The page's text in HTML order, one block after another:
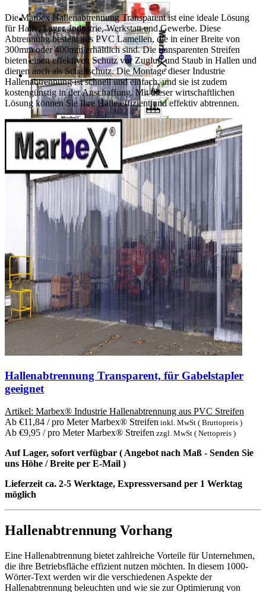
Die Marbex Hallenabtrennung Transparent ist eine ideale Lösung
für Halle, Lager, Industrie, Werkstatt und Gewerbe. Diese
Abtrennung besteht aus PVC Lamellen, die in einer Breite von
300mm oder 400mm erhältlich sind. Die transparenten Streifen
bieten einen effektiven Schutz vor Zugluft und Staub in Hallen und
dienen auch als Schallschutz. Die Montage dieser Industrie
Hallenabtrennung ist schnell und einfach, und sie ist zudem
kostengünstig in der Anschaffung. Mit dieser wirtschaftlichen
Lösung können Sie Ihre Halle effizient und effektiv abtrennen.
Hallenabtrennung Transparent, für Gabelstapler
geeignet
Artikel: Marbex® Industrie Hallenabtrennung aus PVC Streifen
Ab €11,84 / pro Meter Marbex® Streifen inkl. MwSt ( Bruttopreis )
Ab €9,95 / pro Meter Marbex® Streifen zzgl. MwSt ( Nettopreis )
Auf Lager, sofort verfügbar ( Angebot nach Maß - Senden Sie
uns Höhe / Breite per E-Mail )
Lieferzeit ca. 2-5 Werktage, Expressversand per 1 Werktag
möglich
Hallenabtrennung Vorhang
Eine Hallenabtrennung bietet zahlreiche Vorteile für Unternehmen,
die ihre Betriebsfläche effizient nutzen möchten. In diesem 1000-
Wörter-Text werden wir die verschiedenen Aspekte der
Hallenabtrennung beleuchten und wie sie zur Optimierung von